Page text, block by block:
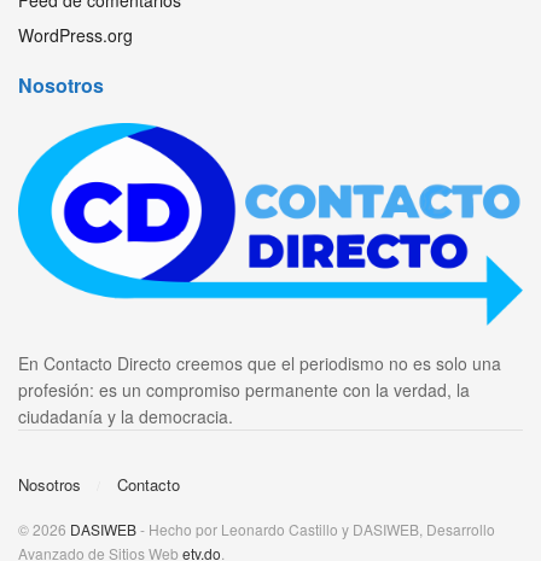
WordPress.org
Nosotros
En Contacto Directo creemos que el periodismo no es solo una
profesión: es un compromiso permanente con la verdad, la
ciudadanía y la democracia.
Nosotros Contacto
© 2026 DASIWEB- Hecho por Leonardo Castillo y DASIWEB, Desarrollo
Avanzado de Sitios Web etv.do